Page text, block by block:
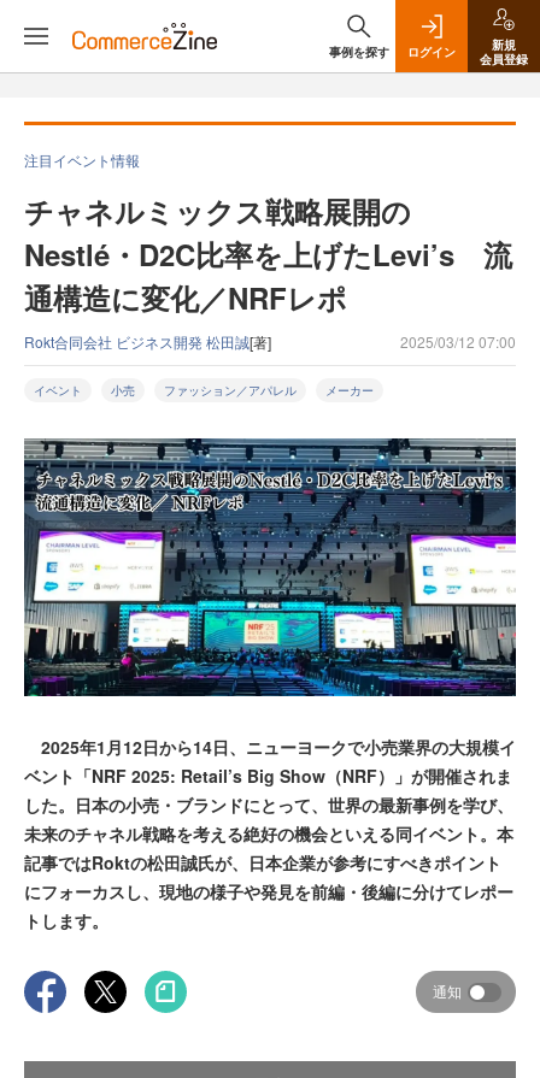
事例を探す ログイン
新規
会員登録
注目イベント情報
チャネルミックス戦略展開の
Nestlé・D2C比率を上げたLevi’s 流
通構造に変化／NRFレポ
Rokt合同会社 ビジネス開発 松田誠[著] 2025/03/12 07:00
イベント 小売 ファッション／アパレル メーカー
2025年1月12日から14日、ニューヨークで小売業界の大規模イ
ベント「NRF 2025: Retail’s Big Show（NRF）」が開催されま
した。日本の小売・ブランドにとって、世界の最新事例を学び、
未来のチャネル戦略を考える絶好の機会といえる同イベント。本
記事ではRoktの松田誠氏が、日本企業が参考にすべきポイント
にフォーカスし、現地の様子や発見を前編・後編に分けてレポー
トします。
通知